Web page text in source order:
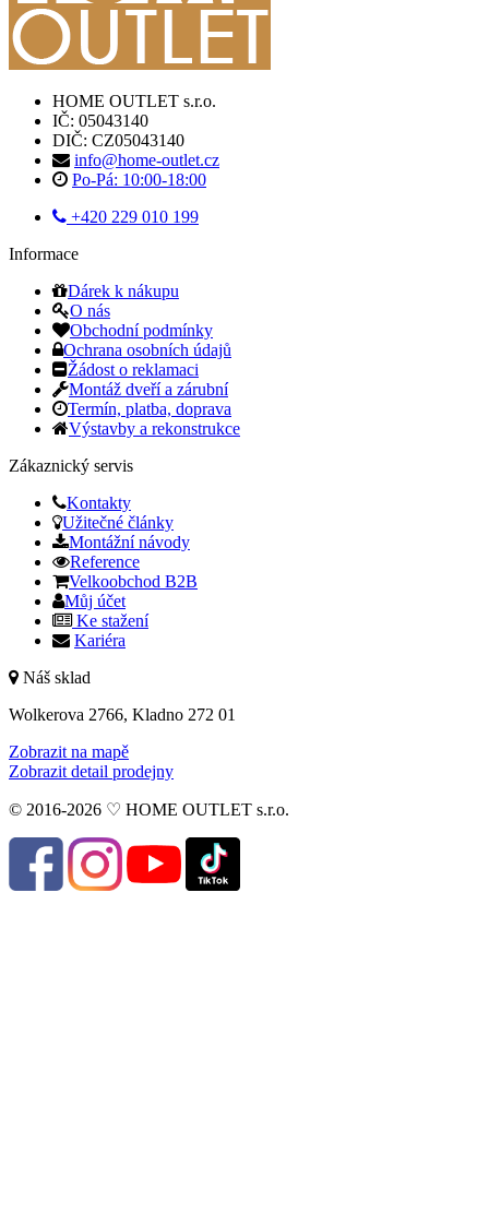
HOME OUTLET s.r.o.
IČ: 05043140
DIČ: CZ05043140
info@home-outlet.cz
Po-Pá: 10:00-18:00
+420 229 010 199
Informace
Dárek k nákupu
O nás
Obchodní podmínky
Ochrana osobních údajů
Žádost o reklamaci
Montáž dveří a zárubní
Termín, platba, doprava
Výstavby a rekonstrukce
Zákaznický servis
Kontakty
Užitečné články
Montážní návody
Reference
Velkoobchod B2B
Můj účet
Ke stažení
Kariéra
Náš sklad
Wolkerova 2766, Kladno 272 01
Zobrazit na mapě
Zobrazit detail prodejny
© 2016-2026 ♡ HOME OUTLET s.r.o.